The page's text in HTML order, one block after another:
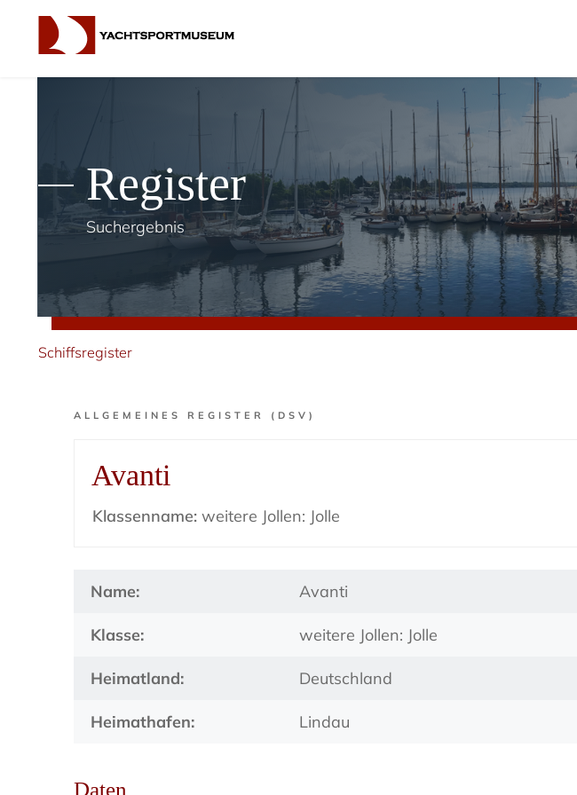
Register
Suchergebnis
Schiffsregister
ALLGEMEINES REGISTER (DSV)
Avanti
Klassenname: weitere Jollen: Jolle
Name: Avanti
Klasse: weitere Jollen: Jolle
Heimatland: Deutschland
Heimathafen: Lindau
Daten